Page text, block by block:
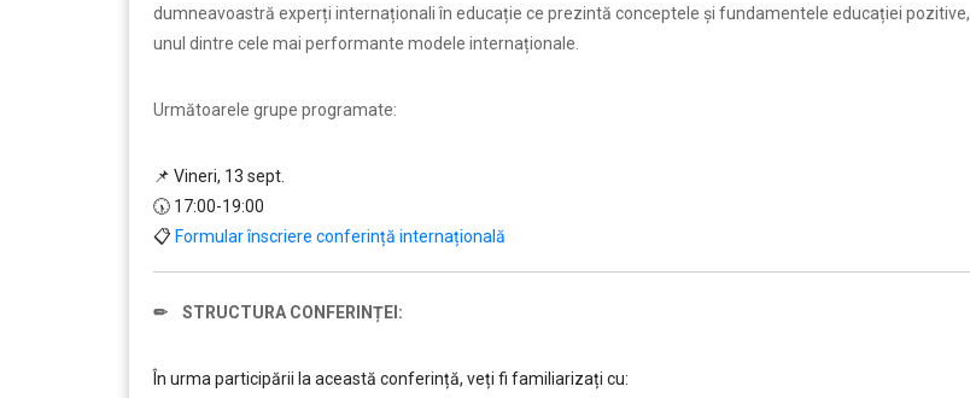
dumneavoastră experți internaționali în educație ce prezintă conceptele și fundamentele educației pozitive,
unul dintre cele mai performante modele internaționale.
Următoarele grupe programate:
📌 Vineri, 13 sept.
🕠 17:00-19:00
📋 Formular înscriere conferință internațională
✏ STRUCTURA CONFERINȚEI:
În urma participării la această conferință, veți fi familiarizați cu: